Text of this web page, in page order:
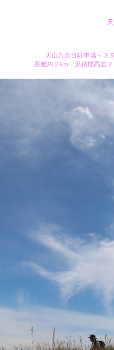
天山九合目駐車場～３
距離約２km 累積標高